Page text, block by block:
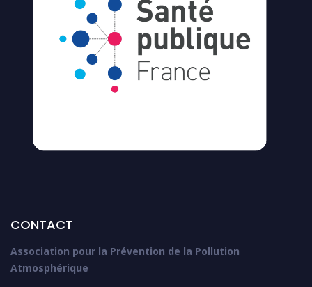
CONTACT
Association pour la Prévention de la Pollution
Atmosphérique